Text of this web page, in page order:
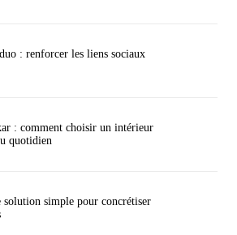
: renforcer les liens sociaux
: comment choisir un intérieur
quotidien
simple pour concrétiser